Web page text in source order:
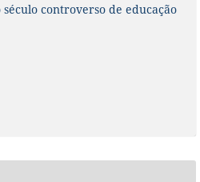
controverso de educação